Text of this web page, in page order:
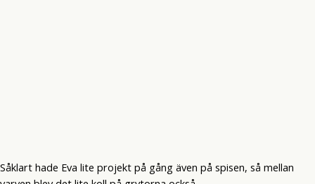
Såklart hade Eva lite projekt på gång även på spisen, så mellan